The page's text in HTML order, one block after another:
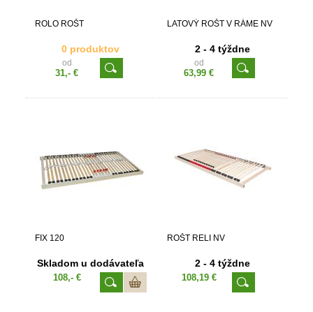
ROLO ROŠT
0 produktov
od
31,- €
LATOVÝ ROŠT V RÁME NV
2 - 4 týždne
od
63,99 €
FIX 120
Skladom u dodávateľa
108,- €
ROŠT RELI NV
2 - 4 týždne
108,19 €